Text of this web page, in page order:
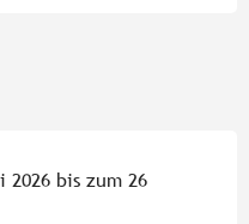
bis zum 26